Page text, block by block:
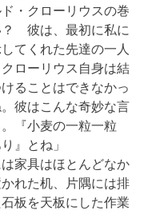
ド・クローリウスの巻
？ 彼は、最初に私に
てくれた先達の一人
ローリウス自身は結
ることはできなかっ
彼はこんな奇妙な言
『小麦の一粒一粒
』とね」
家具はほとんどなか
れた机、片隅には排
板を天板にした作業